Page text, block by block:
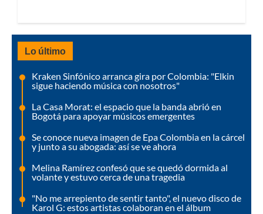
Lo último
Kraken Sinfónico arranca gira por Colombia: "Elkin
sigue haciendo música con nosotros"
La Casa Morat: el espacio que la banda abrió en
Bogotá para apoyar músicos emergentes
Se conoce nueva imagen de Epa Colombia en la cárcel
y junto a su abogada: así se ve ahora
Melina Ramírez confesó que se quedó dormida al
volante y estuvo cerca de una tragedia
"No me arrepiento de sentir tanto", el nuevo disco de
Karol G: estos artistas colaboran en el álbum